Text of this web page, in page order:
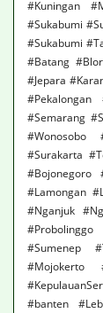
#Kuningan
#Sukabumi
#Sukabumi
#Batang
#Jepara
#Pekalongan
#Semarang
#Wonosobo
#Surakarta
#Bojonegoro
#Lamongan
#Nganjuk
#Sumenep
#Mojokerto
#banten